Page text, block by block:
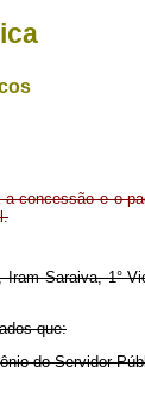
a concessão e o
Saraiva, 1°
que:
do Servidor